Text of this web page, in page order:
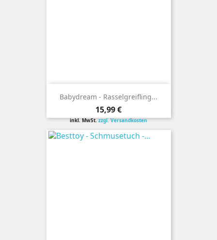
Babydream - Rasselgreifling...
Preis
15,99 €
inkl. MwSt.zzgl. Versandkosten